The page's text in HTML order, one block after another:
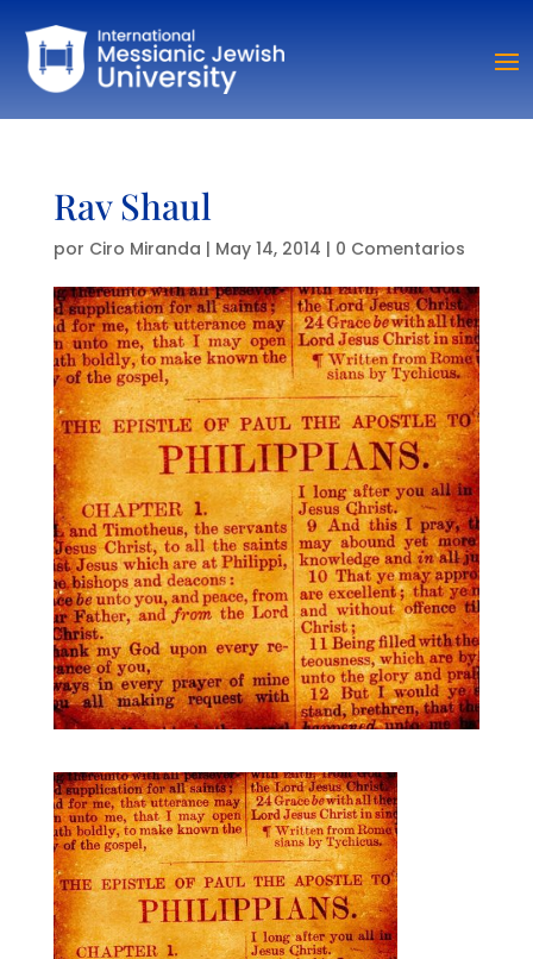
Rav Shaul
por Ciro Miranda | May 14, 2014 | 0 Comentarios